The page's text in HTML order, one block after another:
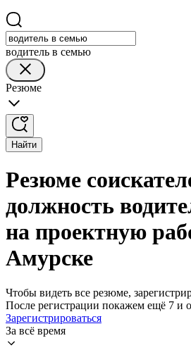
водитель в семью
Резюме
Найти
Резюме
должность
на проектную
Амурске
Чтобы видеть все резюме,
После регистрации покажем ещё 7 и
Зарегистрироваться
За всё время